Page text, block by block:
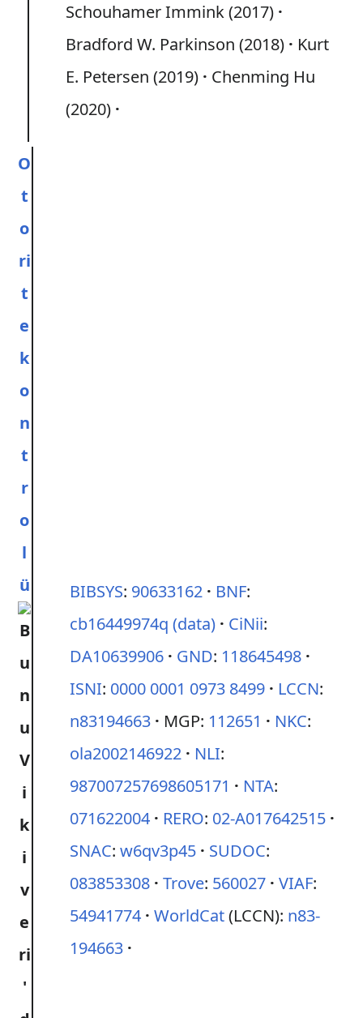
Schouhamer Immink (2017)
Bradford W. Parkinson (2018)
Kurt
E. Petersen (2019)
Chenming Hu
(2020)
O
t
o
ri
t
e
k
o
n
t
r
o
l
ü
BIBSYS: 90633162 BNF:
cb16449974q (data) CiNii:
DA10639906
GND: 118645498
ISNI: 0000 0001 0973 8499 LCCN:
n83194663
MGP: 112651 NKC:
ola2002146922
NLI:
987007257698605171
NTA:
071622004
RERO: 02-A017642515
SNAC: w6qv3p45 SUDOC:
083853308 Trove: 560027 VIAF:
54941774 WorldCat(LCCN): n83-
194663